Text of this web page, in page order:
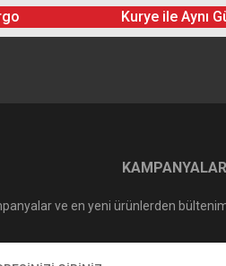
Kurye ile Aynı
ve en yeni ürünlerden